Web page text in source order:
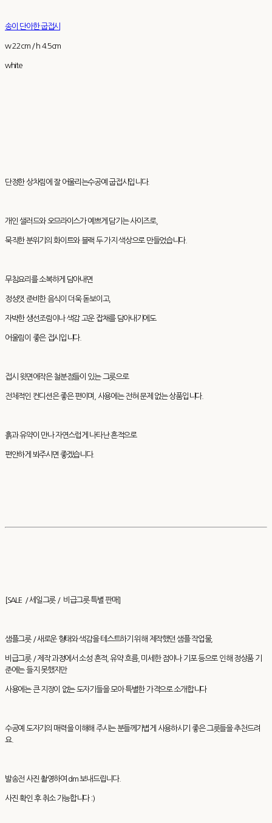
송이 단아한 굽접시
w 22cm / h 4.5cm
white
단정한 상차림에 잘 어울리는수공예 굽접시입니다.
개인 샐러드와 오므라이스가 예쁘게 담기는 사이즈로,
묵직한 분위기의 화이트와 블랙 두 가지 색상으로 만들었습니다.
무침요리를 소복하게 담아내면
정성껏 준비한 음식이 더욱 돋보이고,
자박한 생선조림이나 색감 고운 잡채를 담아내기에도
어울림이 좋은 접시입니다.
접시 윗면에작은 철분점들이 있는 그릇으로
전체적인 컨디션은 좋은 편이며, 사용에는 전혀 문제 없는 상품입니다.
흙과 유약이 만나 자연스럽게 나타난 흔적으로
편안하게 봐주시면 좋겠습니다.
[SALE / 세일그릇 / 비급그릇 특별 판매]
샘플그릇 / 새로운 형태와 색감을 테스트하기 위해 제작했던 샘플 작업물,
비급그릇 / 제작 과정에서 소성 흔적, 유약 흐름, 미세한 점이나 기포 등으로 인해 정상품 기
준에는 들지 못했지만
사용에는 큰 지장이 없는 도자기들을 모아 특별한 가격으로 소개합니다
수공예 도자기의 매력을 이해해 주시는 분들께가볍게 사용하시기 좋은 그릇들을 추천드려
요.
발송전 사진 촬영하여 dm 보내드립니다.
사진 확인 후 취소 가능합니다 :)